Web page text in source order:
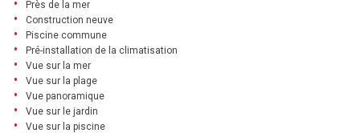
Près de la mer
Construction neuve
Piscine commune
Pré-installation de la climatisation
Vue sur la mer
Vue sur la plage
Vue panoramique
Vue sur le jardin
Vue sur la piscine